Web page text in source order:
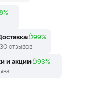
99%
отзывов
и акции 93%